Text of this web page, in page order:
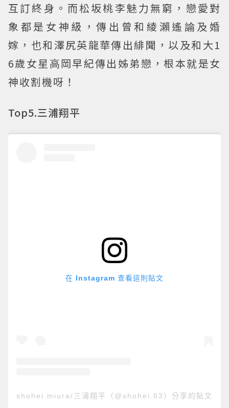
互訂終身。而松坂桃李魅力無窮，戀愛對
象都是女神級，傳出曾和綾瀨遙論及婚
嫁，也和澤尻英龍華傳出緋聞，以及和大1
6歲女星高岡早紀傳出姊弟戀，根本就是女
神收割機呀！
Top5.三浦翔平
在 Instagram 查看這則貼文
shohei miura/三浦翔平（@shohei.63）分享的貼文